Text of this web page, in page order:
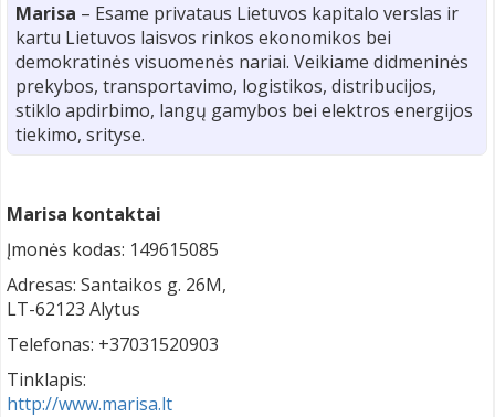
Marisa – Esame privataus Lietuvos kapitalo verslas ir
kartu Lietuvos laisvos rinkos ekonomikos bei
demokratinės visuomenės nariai. Veikiame didmeninės
prekybos, transportavimo, logistikos, distribucijos,
stiklo apdirbimo, langų gamybos bei elektros energijos
tiekimo, srityse.
Marisa kontaktai
Įmonės kodas: 149615085
Adresas: Santaikos g. 26M,
LT-62123 Alytus
Telefonas: +37031520903
Tinklapis:
http://www.marisa.lt